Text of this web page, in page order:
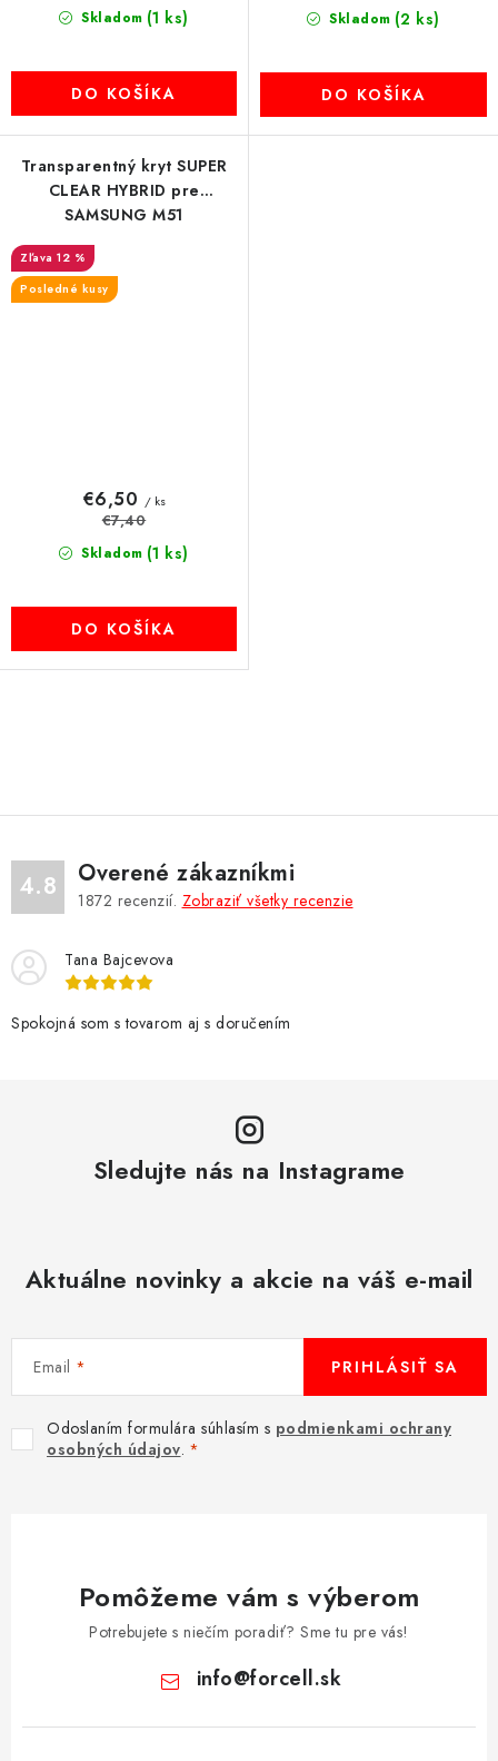
Skladom (1 ks)
DO KOŠÍKA
Skladom (2 ks)
DO KOŠÍKA
Transparentný kryt SUPER
CLEAR HYBRID pre
SAMSUNG M51
12 %
Posledné kusy
Skladom (1 ks)
€6,50 / ks
€7,40
DO KOŠÍKA
á
d
a
c
e
r
4.8 Overené zákazníkmi
1872 recenzií. Zobraziť všetky recenzie
Tana Bajcevova
Spokojná som s tovarom aj s doručením
Sledujte nás na Instagrame
Aktuálne novinky a akcie na váš e-mail
Email
Odoslaním formulára súhlasím s podmienkami ochrany
osobných údajov.
PRIHLÁSIŤ SA
Pomôžeme vám s výberom
Potrebujete s niečím poradiť? Sme tu pre vás!
info@forcell.sk